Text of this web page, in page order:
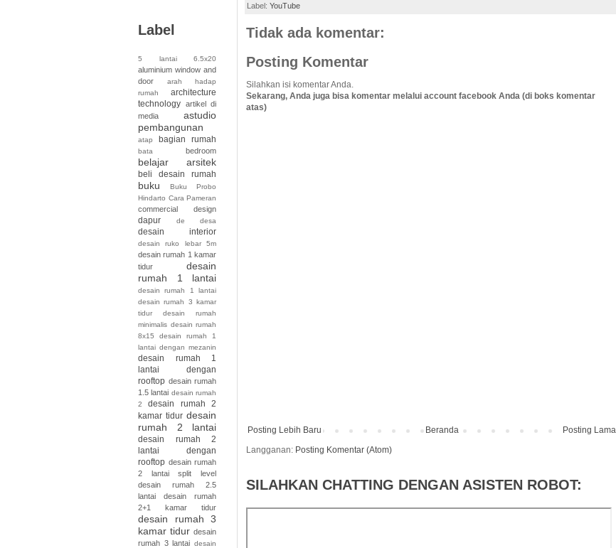
Label: YouTube
Tidak ada komentar:
Posting Komentar
Silahkan isi komentar Anda.
Sekarang, Anda juga bisa komentar melalui account facebook Anda (di boks komentar
atas)
Posting Lebih Baru Posting Lama
Beranda
Langganan: Posting Komentar (Atom)
SILAHKAN CHATTING DENGAN ASISTEN ROBOT:
Label
5 lantai 6.5x20
aluminium window and
door
arah hadap
rumah
architecture
technology artikel di
media
astudio
pembangunan
atap bagian rumah
bata bedroom
belajar arsitek
beli desain rumah
buku
Buku Probo
Hindarto Cara Pameran
commercial design
dapur de desa
desain interior
desain ruko lebar 5m
desain rumah 1 kamar
tidur
desain
rumah 1 lantai
desain rumah 1 lantai
desain rumah 3 kamar
tidur desain rumah
minimalis desain rumah
8x15
desain rumah 1
lantai dengan mezanin
desain rumah 1
lantai dengan
rooftop desain rumah
1.5 lantai desain rumah
2
desain rumah 2
kamar tidur desain
rumah 2 lantai
desain rumah 2
lantai dengan
rooftop desain rumah
2 lantai split level
desain rumah 2.5
lantai
desain rumah
2+1 kamar tidur
desain rumah 3
kamar tidur desain
rumah 3 lantai desain